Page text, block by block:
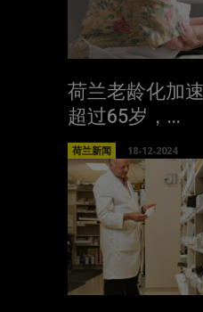
荷兰老龄化加
超过65岁，...
荷兰新闻 18-12-2024